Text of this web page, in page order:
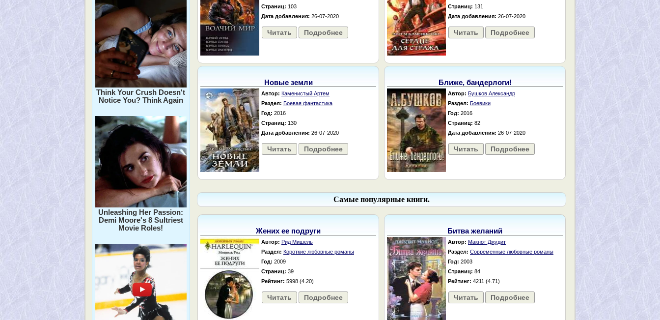
Think Your Crush Doesn't
Notice You? Think Again
Unleashing Her Passion:
Demi Moore's 8 Sultriest
Movie Roles!
Страниц: 103
Дата добавления: 26-07-2020
Читать Подробнее
Страниц: 131
Дата добавления: 26-07-2020
Читать Подробнее
Новые земли
Автор: Каменистый Артем
Раздел: Боевая фантастика
Год: 2016
Страниц: 130
Дата добавления: 26-07-2020
Читать Подробнее
Ближе, бандерлоги!
Автор: Бушков Александр
Раздел: Боевики
Год: 2016
Страниц: 82
Дата добавления: 26-07-2020
Читать Подробнее
Самые популярные книги.
Жених ее подруги
Автор: Рид Мишель
Раздел: Короткие любовные романы
Год: 2009
Страниц: 39
Рейтинг: 5998 (4.20)
Читать Подробнее
Битва желаний
Автор: Макнот Джудит
Раздел: Современные любовные романы
Год: 2003
Страниц: 84
Рейтинг: 4211 (4.71)
Читать Подробнее